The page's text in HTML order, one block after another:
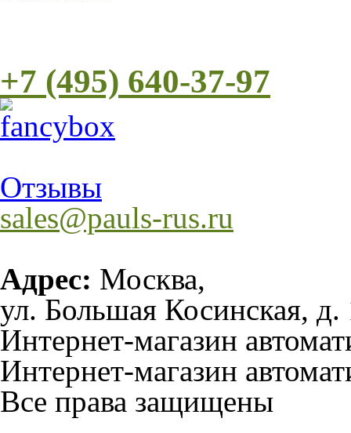
+7 (495) 640-37-97
Отзывы
sales@pauls-rus.ru
Адрес: Москва,
ул. Большая Косинская, д.
Интернет-магазин
Интернет-магазин
Все права защищены